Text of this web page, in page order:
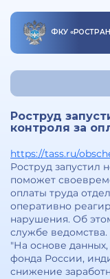
ФКУ «
Роструд
контроля за
https://tass.ru/
Роструд запустил
поможет
оплаты труда
оперативно
нарушения. Об
службе ведомства.
"На основе
фонда России,
снижение